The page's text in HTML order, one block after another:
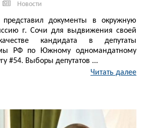
Новости
представил документы в окружную
г. Сочи для выдвижения своей
кандидата в депутаты
РФ по Южному одномандатному
#54. Выборы депутатов ...
Читать далее